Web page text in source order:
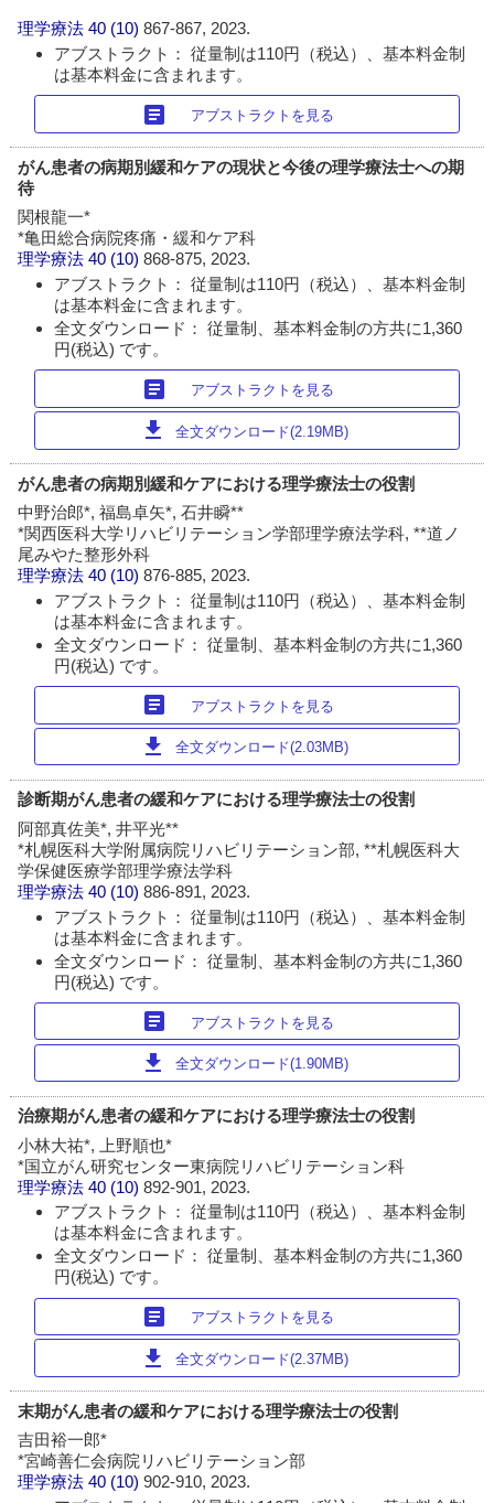
理学療法 40 (10)867-867, 2023.
アブストラクト： 従量制は110円（税込）、基本料金制
は基本料金に含まれます。
article アブストラクトを見る
がん患者の病期別緩和ケアの現状と今後の理学療法士への期
待
関根龍一*
*亀田総合病院疼痛・緩和ケア科
理学療法 40 (10)868-875, 2023.
アブストラクト： 従量制は110円（税込）、基本料金制
は基本料金に含まれます。
全文ダウンロード： 従量制、基本料金制の方共に1,360
円(税込) です。
article アブストラクトを見る
download 全文ダウンロード(2.19MB)
がん患者の病期別緩和ケアにおける理学療法士の役割
中野治郎*, 福島卓矢*, 石井瞬**
*関西医科大学リハビリテーション学部理学療法学科, **道ノ
尾みやた整形外科
理学療法 40 (10)876-885, 2023.
アブストラクト： 従量制は110円（税込）、基本料金制
は基本料金に含まれます。
全文ダウンロード： 従量制、基本料金制の方共に1,360
円(税込) です。
article アブストラクトを見る
download 全文ダウンロード(2.03MB)
診断期がん患者の緩和ケアにおける理学療法士の役割
阿部真佐美*, 井平光**
*札幌医科大学附属病院リハビリテーション部, **札幌医科大
学保健医療学部理学療法学科
理学療法 40 (10)886-891, 2023.
アブストラクト： 従量制は110円（税込）、基本料金制
は基本料金に含まれます。
全文ダウンロード： 従量制、基本料金制の方共に1,360
円(税込) です。
article アブストラクトを見る
download 全文ダウンロード(1.90MB)
治療期がん患者の緩和ケアにおける理学療法士の役割
小林大祐*, 上野順也*
*国立がん研究センター東病院リハビリテーション科
理学療法 40 (10)892-901, 2023.
アブストラクト： 従量制は110円（税込）、基本料金制
は基本料金に含まれます。
全文ダウンロード： 従量制、基本料金制の方共に1,360
円(税込) です。
article アブストラクトを見る
download 全文ダウンロード(2.37MB)
末期がん患者の緩和ケアにおける理学療法士の役割
吉田裕一郎*
*宮崎善仁会病院リハビリテーション部
理学療法 40 (10)902-910, 2023.